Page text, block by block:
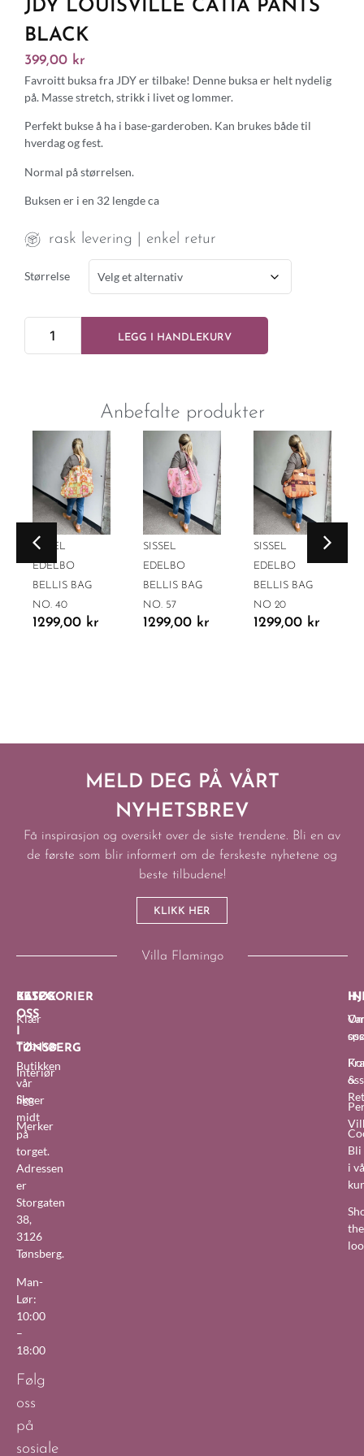
JDY LOUISVILLE CATIA PANTS
BLACK
399,00 kr
Favroitt buksa fra JDY er tilbake! Denne buksa er helt nydelig
på. Masse stretch, strikk i livet og lommer.
Perfekt bukse å ha i base-garderoben. Kan brukes både til
hverdag og fest.
Normal på størrelsen.
Buksen er i en 32 lengde ca
rask levering | enkel retur
Størrelse
LEGG I HANDLEKURV
Anbefalte produkter
SISSEL
EDELBO
BELLIS BAG
NO. 40
1299,00 kr
SISSEL
EDELBO
BELLIS BAG
NO. 57
1299,00 kr
SISSEL
EDELBO
BELLIS BAG
NO 20
1299,00 kr
MELD DEG PÅ VÅRT
NYHETSBREV
Få inspirasjon og oversikt over de siste trendene. Bli en av
de første som blir informert om de ferskeste nyhetene og
beste tilbudene!
KLIKK HER
Villa Flamingo
BESØK
OSS
TØNSBERG
Butikken
vår
ligger
midt
på
torget.
Adressen
er
Storgaten
38,
3126
Tønsberg.
Man-
Lør:
10:00
–
18:00
Følg
oss
på
sosiale
KATEGORIER
Klær
Tilbehør
Interiør
Sko
Merker
oss
&
Bli
i
the
oss